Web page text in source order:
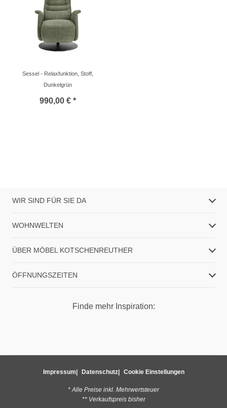
Sessel - Relaxfunktion, Stoff,
Dunkelgrün
990,00 € *
WIR SIND FÜR SIE DA
WOHNWELTEN
ÜBER MÖBEL KOTSCHENREUTHER
ÖFFNUNGSZEITEN
Finde mehr Inspiration:
Impressum Datenschutz Cookie Einstellungen
* Alle Preise inkl. Mehrwertsteuer
** Verkaufspreis bisher